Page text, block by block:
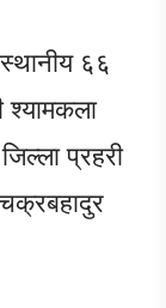
६६
श्यामकला
प्रहरी